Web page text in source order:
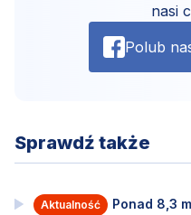
nasi
Polub
Sprawdź także
Aktualność
Ponad 8,3